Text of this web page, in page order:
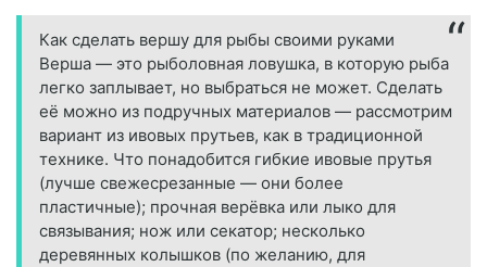
Как сделать вершу для рыбы своими руками
Верша — это рыболовная ловушка, в которую рыба
легко заплывает, но выбраться не может. Сделать
её можно из подручных материалов — рассмотрим
вариант из ивовых прутьев, как в традиционной
технике. Что понадобится гибкие ивовые прутья
(лучше свежесрезанные — они более
пластичные); прочная верёвка или лыко для
связывания; нож или секатор; несколько
деревянных колышков (по желанию, для